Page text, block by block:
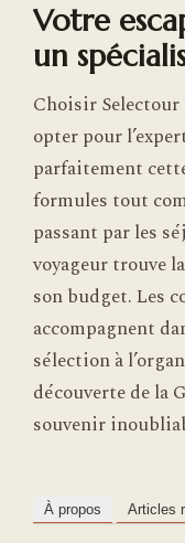
Votre
un
Choisir Selectour
opter pour
parfaitement
formules tout
passant par les
voyageur trouve
son budget. Les
accompagnent
sélection à
découverte de la
souvenir
À propos Articles